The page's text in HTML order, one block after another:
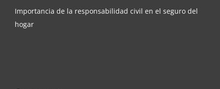
Importancia de la responsabilidad civil en el seguro del
hogar